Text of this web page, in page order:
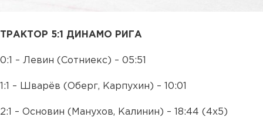
ТРАКТОР 5:1 ДИНАМО РИГА
0:1 – Левин (Сотниекс) – 05:51
1:1 – Шварёв (Оберг, Карпухин) – 10:01
2:1 – Основин (Манухов, Калинин) – 18:44 (4х5)